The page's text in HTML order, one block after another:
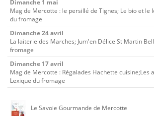
Dimanche 1 mai
Mag de Mercotte : le persillé de Tignes; Le bio et le
du fromage
Dimanche 24 avril
La laiterie des Marches; Jum'en Délice St Martin
fromage
Dimanche 17 avril
Mag de Mercotte : Régalades Hachette cuisine;Les
Lexique du fromage
Le Savoie Gourmande de Mercotte